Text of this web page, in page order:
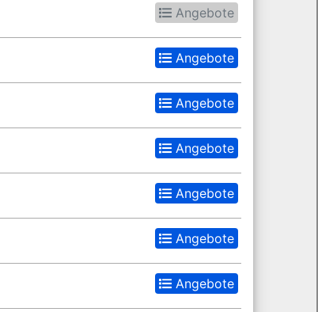
Angebote
Angebote
Angebote
Angebote
Angebote
Angebote
Angebote